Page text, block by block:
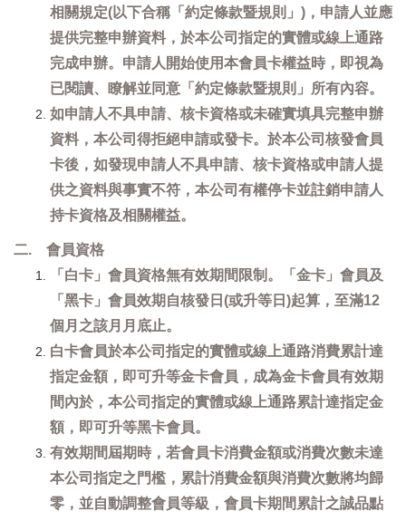
相關規定(以下合稱「約定條款暨規則」)，申請人並應
提供完整申辦資料，於本公司指定的實體或線上通路
完成申辦。申請人開始使用本會員卡權益時，即視為
已閱讀、瞭解並同意「約定條款暨規則」所有內容。
如申請人不具申請、核卡資格或未確實填具完整申辦
資料，本公司得拒絕申請或發卡。於本公司核發會員
卡後，如發現申請人不具申請、核卡資格或申請人提
供之資料與事實不符，本公司有權停卡並註銷申請人
持卡資格及相關權益。
二. 會員資格
「白卡」會員資格無有效期間限制。「金卡」會員及
「黑卡」會員效期自核發日(或升等日)起算，至滿12
個月之該月月底止。
白卡會員於本公司指定的實體或線上通路消費累計達
指定金額，即可升等金卡會員，成為金卡會員有效期
間內於，本公司指定的實體或線上通路累計達指定金
額，即可升等黑卡會員。
有效期間屆期時，若會員卡消費金額或消費次數未達
本公司指定之門檻，累計消費金額與消費次數將均歸
零，並自動調整會員等級，會員卡期間累計之誠品點